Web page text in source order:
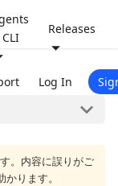
Releases
Log In
。内容に誤りがご
ります。